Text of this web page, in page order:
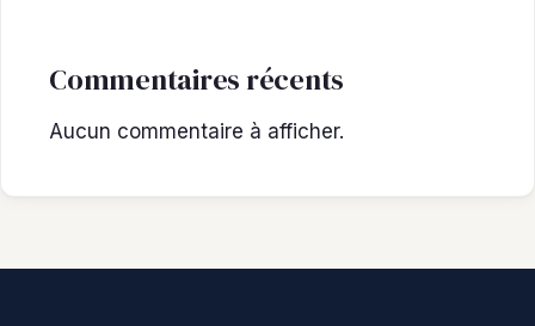
Commentaires récents
Aucun commentaire à afficher.